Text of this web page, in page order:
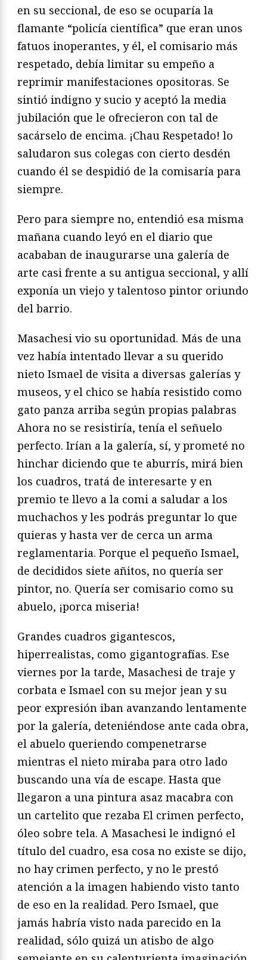
en su seccional, de eso se ocuparía la
flamante “policía científica” que eran unos
fatuos inoperantes, y él, el comisario más
respetado, debía limitar su empeño a
reprimir manifestaciones opositoras. Se
sintió indigno y sucio y aceptó la media
jubilación que le ofrecieron con tal de
sacárselo de encima. ¡Chau Respetado! lo
saludaron sus colegas con cierto desdén
cuando él se despidió de la comisaría para
siempre.
Pero para siempre no, entendió esa misma
mañana cuando leyó en el diario que
acababan de inaugurarse una galería de
arte casi frente a su antigua seccional, y allí
exponía un viejo y talentoso pintor oriundo
del barrio.
Masachesi vio su oportunidad. Más de una
vez había intentado llevar a su querido
nieto Ismael de visita a diversas galerías y
museos, y el chico se había resistido como
gato panza arriba según propias palabras
Ahora no se resistiría, tenía el señuelo
perfecto. Irían a la galería, sí, y prometé no
hinchar diciendo que te aburrís, mirá bien
los cuadros, tratá de interesarte y en
premio te llevo a la comi a saludar a los
muchachos y les podrás preguntar lo que
quieras y hasta ver de cerca un arma
reglamentaria. Porque el pequeño Ismael,
de decididos siete añitos, no quería ser
pintor, no. Quería ser comisario como su
abuelo, ¡porca miseria!
Grandes cuadros gigantescos,
hiperrealistas, como gigantografías. Ese
viernes por la tarde, Masachesi de traje y
corbata e Ismael con su mejor jean y su
peor expresión iban avanzando lentamente
por la galería, deteniéndose ante cada obra,
el abuelo queriendo compenetrarse
mientras el nieto miraba para otro lado
buscando una vía de escape. Hasta que
llegaron a una pintura asaz macabra con
un cartelito que rezaba El crimen perfecto,
óleo sobre tela. A Masachesi le indignó el
título del cuadro, esa cosa no existe se dijo,
no hay crimen perfecto, y no le prestó
atención a la imagen habiendo visto tanto
de eso en la realidad. Pero Ismael, que
jamás habría visto nada parecido en la
realidad, sólo quizá un atisbo de algo